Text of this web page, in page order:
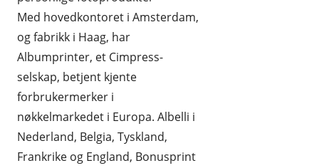
Med hovedkontoret i Amsterdam,
og fabrikk i Haag, har
Albumprinter, et Cimpress-
selskap, betjent kjente
forbrukermerker i
nøkkelmarkedet i Europa. Albelli i
Nederland, Belgia, Tyskland,
Frankrike og England, Bonusprint